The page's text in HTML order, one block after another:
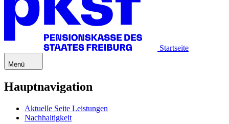
Startseite
Menü
Hauptnavigation
Aktuelle Seite Leistungen
Nachhaltigkeit